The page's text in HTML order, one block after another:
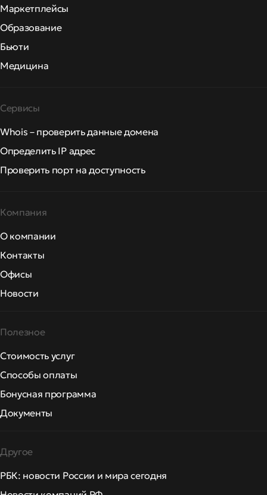
Маркетплейсы
Образование
Бьюти
Медицина
Сервисы
Whois – проверить данные домена
Определить IP адрес
Проверить порт на доступность
Компания
О компании
Контакты
Офисы
Новости
Полезное
Стоимость услуг
Способы оплаты
Бонусная программа
Документы
Другое
РБК: новости России и мира сегодня